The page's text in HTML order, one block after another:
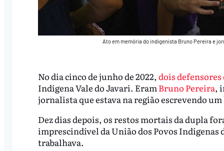
Ato em memória do indigenista Bruno Pereira e
No dia cinco de junho de 2022, dois defensores
Indígena Vale do Javari. EramBruno Pereira,
jornalista que estava na região escrevendo
Dez dias depois, os restos mortais da dupla
imprescindível da União dos Povos Indígenas
trabalhava.